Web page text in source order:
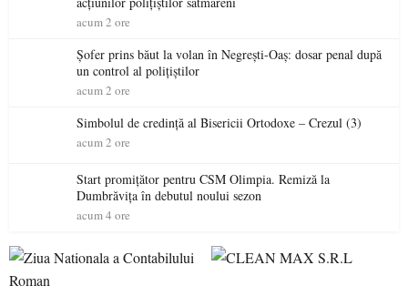
acum 2 ore
Șofer prins băut la volan în Negrești-Oaș: dosar penal după
un control al polițiștilor
acum 2 ore
Simbolul de credinţă al Bisericii Ortodoxe – Crezul (3)
acum 2 ore
Start promițător pentru CSM Olimpia. Remiză la
Dumbrăvița în debutul noului sezon
acum 4 ore